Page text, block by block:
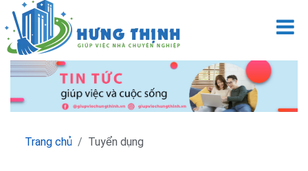
Trang chủ Tuyển dụng